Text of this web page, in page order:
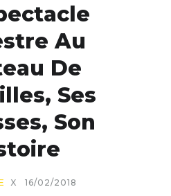
Au
De
Ses
Son
X 16/02/2018